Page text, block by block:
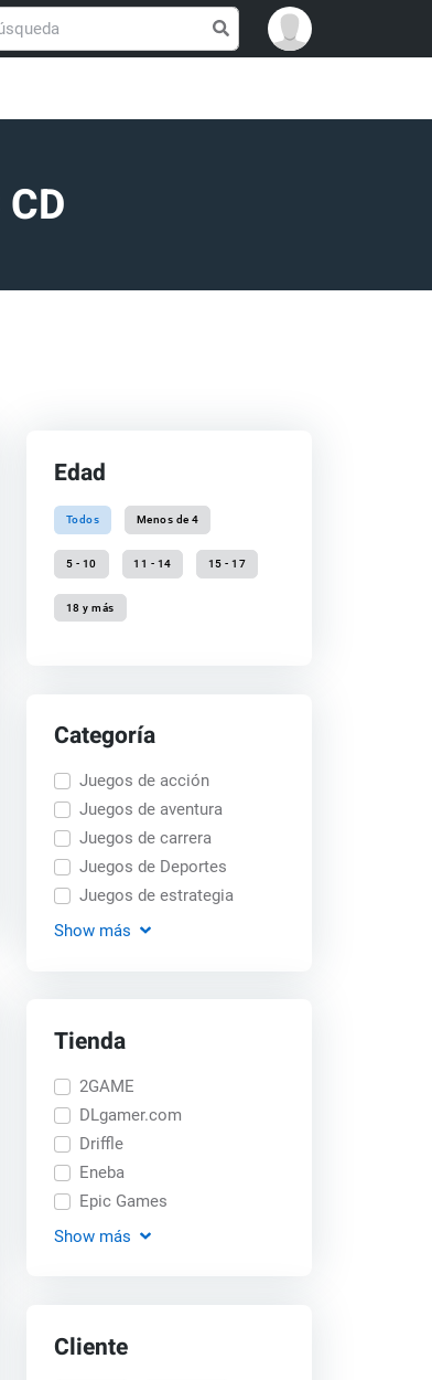
Edad
Todos Menos de 4
5 - 10 11 - 14 15 - 17
18 y más
Categoría
Juegos de acción
Juegos de aventura
Juegos de carrera
Juegos de Deportes
Juegos de estrategia
Show más
Tienda
2GAME
DLgamer.com
Driffle
Eneba
Epic Games
Show más
Cliente